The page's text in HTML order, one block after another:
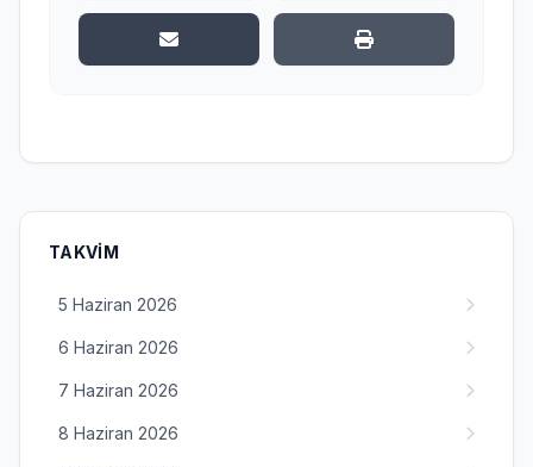
TAKVIM
5 Haziran 2026
6 Haziran 2026
7 Haziran 2026
8 Haziran 2026